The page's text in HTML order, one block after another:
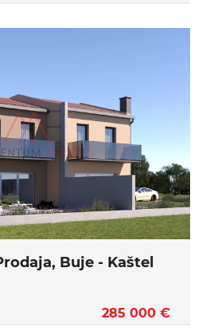
Buje - Kaštel
285 000 €